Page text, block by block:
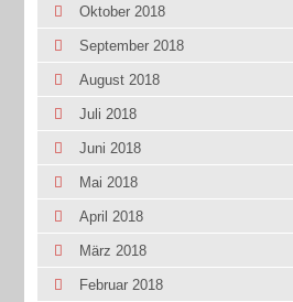
Oktober 2018
September 2018
August 2018
Juli 2018
Juni 2018
Mai 2018
April 2018
März 2018
Februar 2018